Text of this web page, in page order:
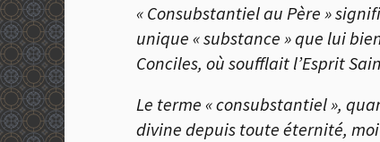
« Consubstantiel au Père »
unique « substance » que lui
Conciles, où soufflait l’Esprit
Le terme « consubstantiel »,
divine depuis toute éternité,